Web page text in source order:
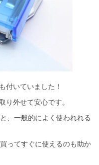
付いていました！
り外せて安心です。
、一般的によく使われれる
ってすぐに使えるのも助か